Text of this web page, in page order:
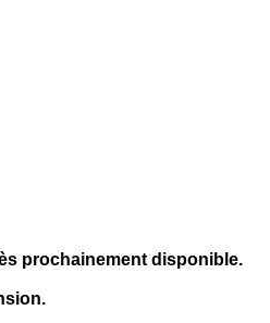
prochainement disponible.